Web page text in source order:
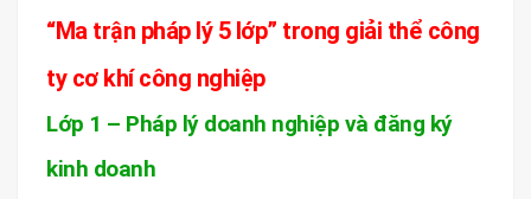
“Ma trận pháp lý 5 lớp” trong giải thể công
ty cơ khí công nghiệp
Lớp 1 – Pháp lý doanh nghiệp và đăng ký
kinh doanh